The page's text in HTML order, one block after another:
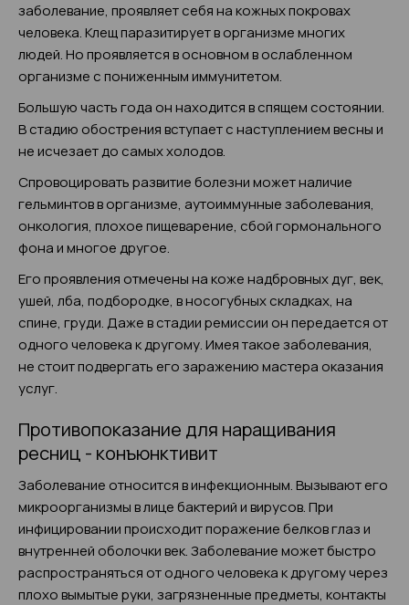
заболевание, проявляет себя на кожных покровах
человека. Клещ паразитирует в организме многих
людей. Но проявляется в основном в ослабленном
организме с пониженным иммунитетом.
Большую часть года он находится в спящем состоянии.
В стадию обострения вступает с наступлением весны и
не исчезает до самых холодов.
Спровоцировать развитие болезни может наличие
гельминтов в организме, аутоиммунные заболевания,
онкология, плохое пищеварение, сбой гормонального
фона и многое другое.
Его проявления отмечены на коже надбровных дуг, век,
ушей, лба, подбородке, в носогубных складках, на
спине, груди. Даже в стадии ремиссии он передается от
одного человека к другому. Имея такое заболевания,
не стоит подвергать его заражению мастера оказания
услуг.
Противопоказание для наращивания
ресниц - конъюнктивит
Заболевание относится в инфекционным. Вызывают его
микроорганизмы в лице бактерий и вирусов. При
инфицировании происходит поражение белков глаз и
внутренней оболочки век. Заболевание может быстро
распространяться от одного человека к другому через
плохо вымытые руки, загрязненные предметы, контакты